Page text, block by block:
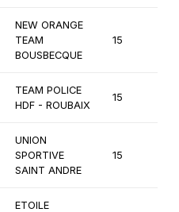
NEW ORANGE
TEAM
BOUSBECQUE
15
TEAM POLICE
HDF - ROUBAIX
15
UNION
SPORTIVE
SAINT ANDRE
15
ETOILE